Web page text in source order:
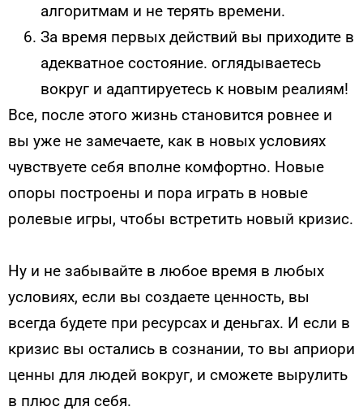
алгоритмам и не терять времени.
За время первых действий вы приходите в
адекватное состояние. оглядываетесь
вокруг и адаптируетесь к новым реалиям!
Все, после этого жизнь становится ровнее и
вы уже не замечаете, как в новых условиях
чувствуете себя вполне комфортно. Новые
опоры построены и пора играть в новые
ролевые игры, чтобы встретить новый кризис.
Ну и не забывайте в любое время в любых
условиях, если вы создаете ценность, вы
всегда будете при ресурсах и деньгах. И если в
кризис вы остались в сознании, то вы априори
ценны для людей вокруг, и сможете вырулить
в плюс для себя.